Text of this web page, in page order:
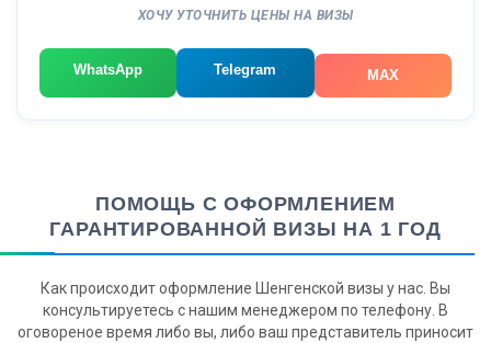
ХОЧУ УТОЧНИТЬ ЦЕНЫ НА ВИЗЫ
WhatsApp Telegram MAX
ПОМОЩЬ С ОФОРМЛЕНИЕМ
ГАРАНТИРОВАННОЙ ВИЗЫ НА 1 ГОД
Как происходит оформление Шенгенской визы у нас. Вы
консультируетесь с нашим менеджером по телефону. В
оговореное время либо вы, либо ваш представитель приносит